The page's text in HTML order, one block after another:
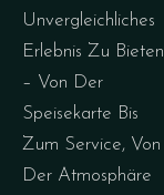
Unvergleichliches
Erlebnis Zu Bieten
– Von Der
Speisekarte Bis
Zum Service, Von
Der Atmosphäre